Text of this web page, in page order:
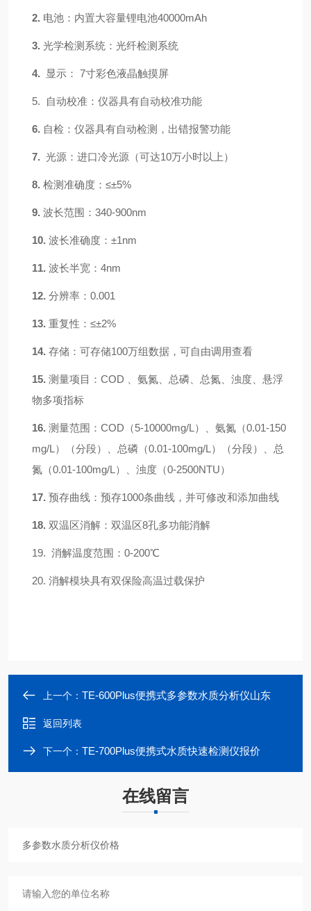
2. 电池： 内置大容量锂电池40000mAh
3. 光学检测系统 ：光纤检测系统
4. 显示： 7寸彩色液晶触摸屏
5. 自动校准： 仪器具有自动校准功能
6. 自检： 仪器具有自动检测，出错报警功能
7. 光源： 进口冷光源（可达10万小时以上）
8. 检测准确度： ≤±5%
9. 波长范围： 340-900nm
10. 波长准确度： ±1nm
11. 波长半宽： 4nm
12. 分辨率： 0.001
13. 重复性： ≤±2%
14. 存储： 可存储100万组数据，可自由调用查看
15. 测量项目： COD 、氨氮、总磷、总氮
浊度、悬浮
物多项指标
16. 测量范围 ： COD（5-10000mg/L）、氨氮（0.01-150
mg/L）
（分段） 、总磷（0.01-100mg/L） （分段）
、总
氮（0.01-100mg/L）、 浊度（0-2500NTU）
17. 预存曲线： 预存1000条曲线，并可修改和添加曲线
18. 双温区消解： 双温区8孔多功能消解
19. 消解温度范围： 0-200℃
20. 消解模块具有双保险高温过载保护
上一个： TE-600Plus便携式多参数水质分析仪山东
返回列表
下一个： TE-700Plus便携式水质快速检测仪报价
在线留言